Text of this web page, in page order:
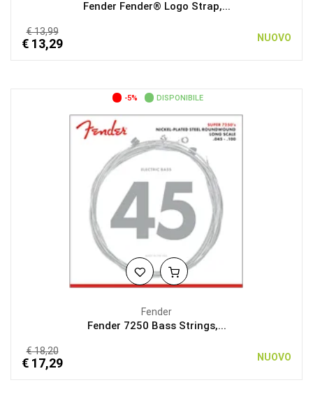
Fender Fender® Logo Strap,...
€ 13,99
€ 13,29 NUOVO
-5% DISPONIBILE
Fender
Fender 7250 Bass Strings,...
€ 18,20
€ 17,29 NUOVO